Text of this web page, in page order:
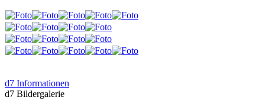
d7 Informationen
d7 Bildergalerie